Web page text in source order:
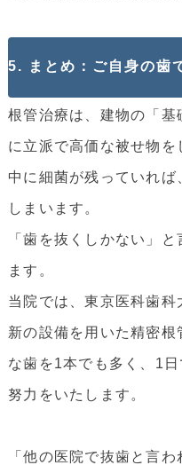
5. まとめ：ご自身の歯
根管治療は、建物の「基
に立派で高価な被せ物
中に細菌が残っていれ
しまいます。
「歯を抜くしかない」
ます。
当院では、東京医科歯
新の設備を用いた精密
な歯を1本でも多く、1
努力をいたします。
「他の医院で抜歯と言